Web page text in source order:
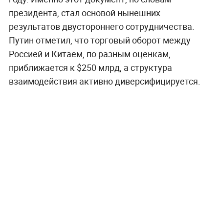
президента, стал основой нынешних
результатов двустороннего сотрудничества.
Путин отметил, что торговый оборот между
Россией и Китаем, по разным оценкам,
приближается к $250 млрд, а структура
взаимодействия активно диверсифицируется.